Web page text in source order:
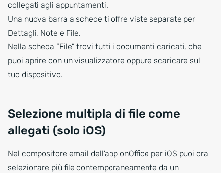
collegati agli appuntamenti.
Una nuova barra a schede ti offre viste separate per
Dettagli, Note e File.
Nella scheda “File” trovi tutti i documenti caricati, che
puoi aprire con un visualizzatore oppure scaricare sul
tuo dispositivo.
Selezione multipla di file come
allegati (solo iOS)
Nel compositore email dell’app onOffice per iOS puoi ora
selezionare più file contemporaneamente da un